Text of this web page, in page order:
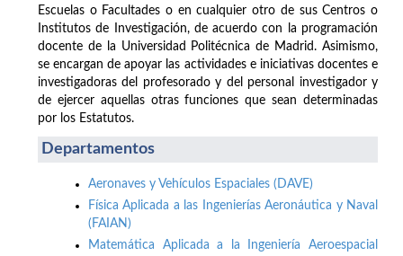
Escuelas o Facultades o en cualquier otro de sus Centros o
Institutos de Investigación, de acuerdo con la programación
docente de la Universidad Politécnica de Madrid. Asimismo,
se encargan de apoyar las actividades e iniciativas docentes e
investigadoras del profesorado y del personal investigador y
de ejercer aquellas otras funciones que sean determinadas
por los Estatutos.
Departamentos
Aeronaves y Vehículos Espaciales (DAVE)
Física Aplicada a las Ingenierías Aeronáutica y Naval
(FAIAN)
Matemática Aplicada a la Ingeniería Aeroespacial